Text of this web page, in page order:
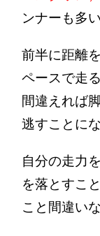
ンナーも多
前半に距離
ペースで走
間違えれば
逃すことに
自分の走力
を落とすこ
こと間違い